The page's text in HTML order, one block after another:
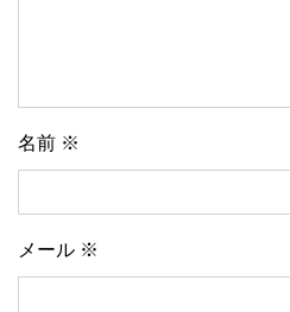
名前 ※
メール ※